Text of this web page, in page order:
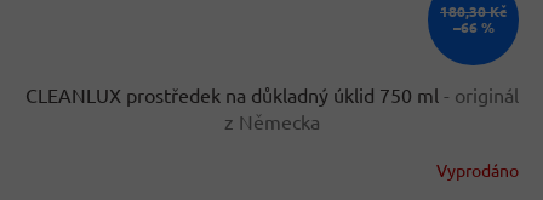
180,30 Kč
–66 %
CLEANLUX prostředek na důkladný úklid 750 ml - originál
z Německa
Vyprodáno